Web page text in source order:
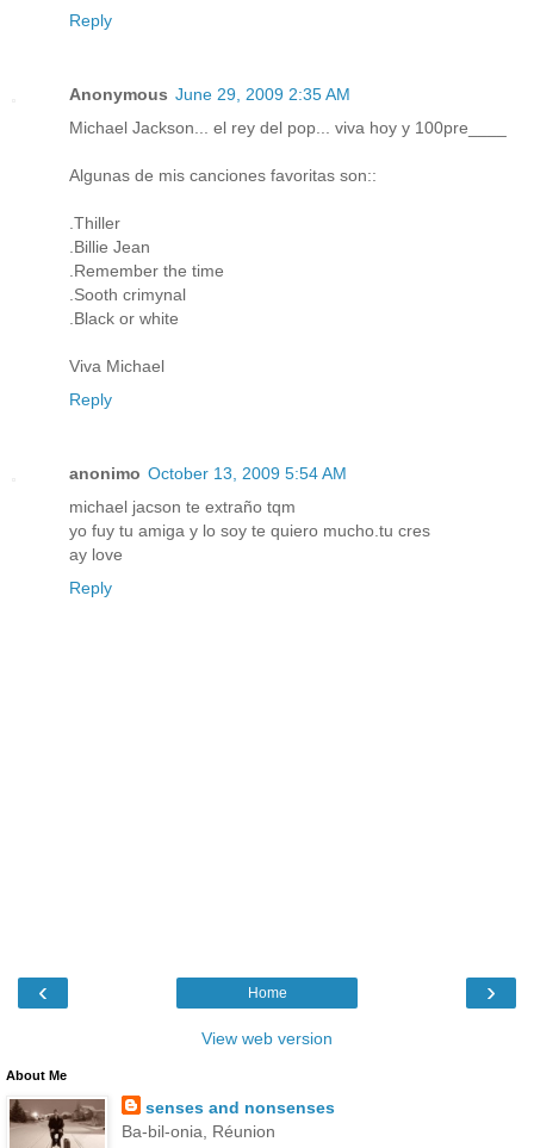
Reply
Anonymous June 29, 2009 2:35 AM
Michael Jackson... el rey del pop... viva hoy y 100pre____
Algunas de mis canciones favoritas son::
.Thiller
.Billie Jean
.Remember the time
.Sooth crimynal
.Black or white
Viva Michael
Reply
anonimo October 13, 2009 5:54 AM
michael jacson te extraño tqm
yo fuy tu amiga y lo soy te quiero mucho.tu cres
ay love
Reply
‹ ›
Home
View web version
About Me
senses and nonsenses
Ba-bil-onia, Réunion